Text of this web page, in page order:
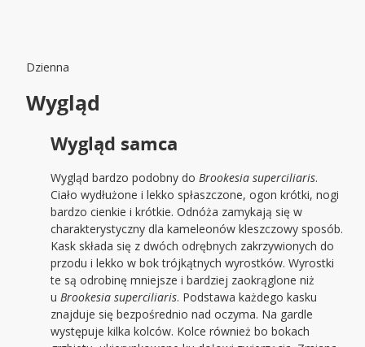
Dzienna
Wygląd
Wygląd samca
Wygląd bardzo podobny doBrookesia superciliaris.
Ciało wydłużone i lekko spłaszczone, ogon krótki, nogi
bardzo cienkie i krótkie. Odnóża zamykają się w
charakterystyczny dla kameleonów kleszczowy sposób.
Kask składa się z dwóch odrębnych zakrzywionych do
przodu i lekko w bok trójkątnych wyrostków. Wyrostki
te są odrobinę mniejsze i bardziej zaokrąglone niż
uBrookesia superciliaris. Podstawa każdego kasku
znajduje się bezpośrednio nad oczyma. Na gardle
występuje kilka kolców. Kolce również bo bokach